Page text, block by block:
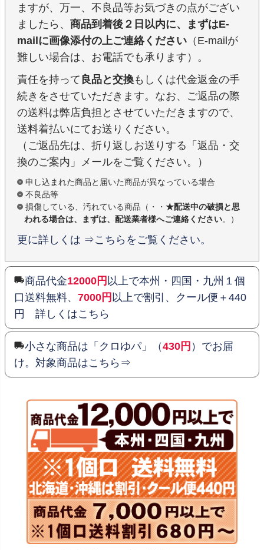
ますが、万一、不良品等お気づきの点がござい
ましたら、 商品到着後２日以内に、まずはE-
mailに画像添付の上ご連絡ください （E-mailが
難しい場合は、お電話でも承ります）。
責任を持って 良品と交換もしくは代金返金の手
続きをさせていただきます。なお、ご返品の際
の送料は弊店負担とさせていただきますので、
送料着払いにてお送りください。
（ご返品先は、折り返しお送りする「返品・交
換のご案内」メールをご覧ください。）
申し込まれた商品と届いた商品が異なっている場合
不良品等
損傷している、汚れている商品（・・ ★配送中の破損と思
われる場合は、まずは、配送業者様へご連絡ください。）
更に詳しくは ⇒こちらをご覧ください。
商品代金12000円 以上で本州・四国・九州１個
口送料無料、 7000円 以上で割引、クール便＋440
円 詳しくはこちら
小さな商品は「クロゆパ」（430円 ）でお届
け。対象商品はこちら⇒